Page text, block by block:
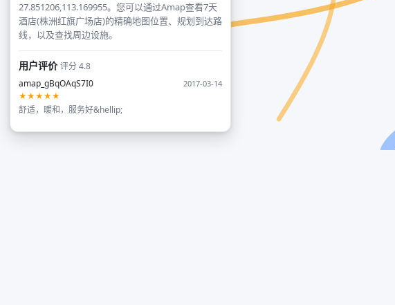
27.851206,113.169955。您可以通过Amap查看7天
酒店(株洲红旗广场店)的精确地图位置、规划到达路
线，以及查找周边设施。
用户评价评分 4.8
amap_gBqOAqS7I0
2017-03-14
★★★★★
舒适，暖和，服务好&hellip;